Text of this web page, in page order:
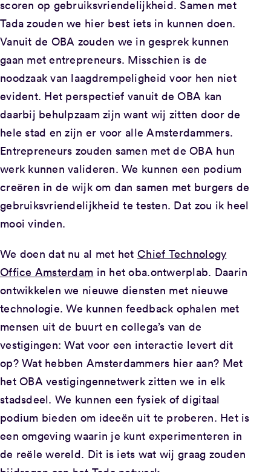
scoren op gebruiksvriendelijkheid. Samen met
Tada zouden we hier best iets in kunnen doen.
Vanuit de OBA zouden we in gesprek kunnen
gaan met entrepreneurs. Misschien is de
noodzaak van laagdrempeligheid voor hen niet
evident. Het perspectief vanuit de OBA kan
daarbij behulpzaam zijn want wij zitten door de
hele stad en zijn er voor alle Amsterdammers.
Entrepreneurs zouden samen met de OBA hun
werk kunnen valideren. We kunnen een podium
creëren in de wijk om dan samen met burgers de
gebruiksvriendelijkheid te testen. Dat zou ik heel
mooi vinden.
We doen dat nu al met hetChief Technology
Office Amsterdam in het oba.ontwerplab. Daarin
ontwikkelen we nieuwe diensten met nieuwe
technologie. We kunnen feedback ophalen met
mensen uit de buurt en collega’s van de
vestigingen: Wat voor een interactie levert dit
op? Wat hebben Amsterdammers hier aan? Met
het OBA vestigingennetwerk zitten we in elk
stadsdeel. We kunnen een fysiek of digitaal
podium bieden om ideeën uit te proberen. Het is
een omgeving waarin je kunt experimenteren in
de reële wereld. Dit is iets wat wij graag zouden